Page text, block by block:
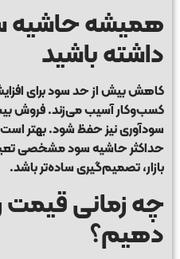
همیشه حاشیه
داشته باشید
کاهش بیش از حد سود برای
کسب‌وکار آسیب می‌زند. فروش
سودآوری نیز حفظ شود. بهتر
حداکثر حاشیه سود مشخصی
بازار، تصمیم‌گیری ساده‌تر باشد.
چه زمانی
دهیم؟